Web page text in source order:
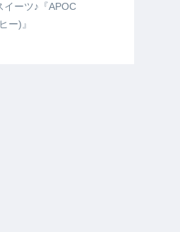
イーツ♪『APOC
ー)』